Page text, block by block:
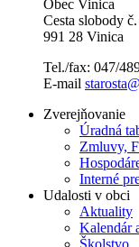
Obec Vinica
Cesta slobody
991 28 Vinica
Tel./fax: 047/
E-mail
Zverejňovanie
Úradná
Zmluvy,
Interné
Udalosti v obci
Aktuality
Kalendár